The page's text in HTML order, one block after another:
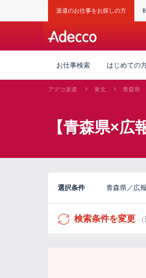
派遣のお仕事をお探しの方
お仕事検索 はじめての
アデコ派遣 東北 青森県
【青森県×広
選択条件 青森県／広
検索条件を変更